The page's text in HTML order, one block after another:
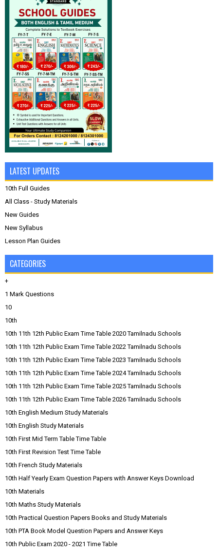
LATEST UPDATES
10th Full Guides
All Class - Study Materials
New Guides
New Syllabus
Lesson Plan Guides
CATEGORIES
+
1 Mark Questions
10
10th
10th 11th 12th Public Exam Time Table 2020 Tamilnadu Schools
10th 11th 12th Public Exam Time Table 2022 Tamilnadu Schools
10th 11th 12th Public Exam Time Table 2023 Tamilnadu Schools
10th 11th 12th Public Exam Time Table 2024 Tamilnadu Schools
10th 11th 12th Public Exam Time Table 2025 Tamilnadu Schools
10th 11th 12th Public Exam Time Table 2026 Tamilnadu Schools
10th English Medium Study Materials
10th English Study Materials
10th First Mid Term Table Time Table
10th First Revision Test Time Table
10th French Study Materials
10th Half Yearly Exam Question Papers with Answer Keys Download
10th Materials
10th Maths Study Materials
10th Practical Question Papers Books and Study Materials
10th PTA Book Model Question Papers and Answer Keys
10th Public Exam 2020 - 2021 Time Table